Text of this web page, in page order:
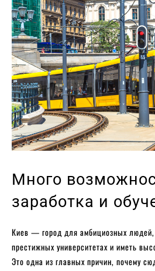
Много
заработка и
Киев — город для амбициозных людей,
престижных университетах и иметь
Это одна из главных причин, почему